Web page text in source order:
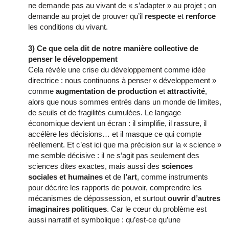
ne demande pas au vivant de « s’adapter » au projet ; on
demande au projet de prouver qu’il respecte et renforce
les conditions du vivant.
3) Ce que cela dit de notre manière collective de
penser le développement
Cela révèle une crise du développement comme idée
directrice : nous continuons à penser « développement »
comme augmentation de production et attractivité,
alors que nous sommes entrés dans un monde de limites,
de seuils et de fragilités cumulées. Le langage
économique devient un écran : il simplifie, il rassure, il
accélère les décisions… et il masque ce qui compte
réellement. Et c’est ici que ma précision sur la « science »
me semble décisive : il ne s’agit pas seulement des
sciences dites exactes, mais aussi des sciences
sociales et humaines et de l’art, comme instruments
pour décrire les rapports de pouvoir, comprendre les
mécanismes de dépossession, et surtout ouvrir d’autres
imaginaires politiques. Car le cœur du problème est
aussi narratif et symbolique : qu’est-ce qu’une